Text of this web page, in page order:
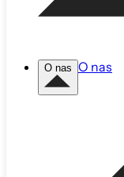
O nas O nas